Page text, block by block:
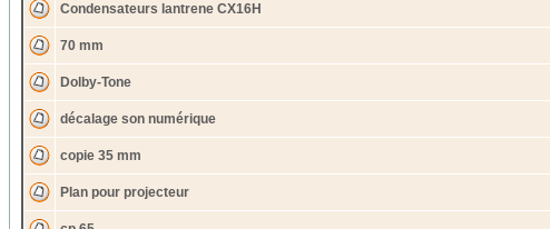
Condensateurs lantrene CX16H
70 mm
Dolby-Tone
décalage son numérique
copie 35 mm
Plan pour projecteur